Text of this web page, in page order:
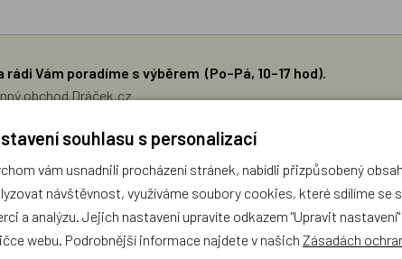
Vám poradíme s výběrem (Po–Pá, 10–17 hod).
obchod Dráček.cz
poradně odrážejí výhradně názory a stanoviska zákazníků.
Zatím zde nejsou žádné dotazy. Buďte první,
souhlasu s personalizací
vám usnadnili procházení stránek, nabídli přizpůsobený
návštěvnost, využíváme soubory cookies, které sdílíme se
a analýzu. Jejich nastavení upravíte odkazem "Upravit
webu. Podrobnější informace najdete v našich Zásadách